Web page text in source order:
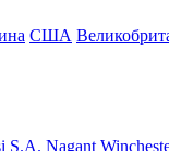
США
S.A. Nagant